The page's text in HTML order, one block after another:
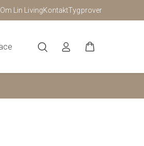
Om Lin LivingKontaktTygprover